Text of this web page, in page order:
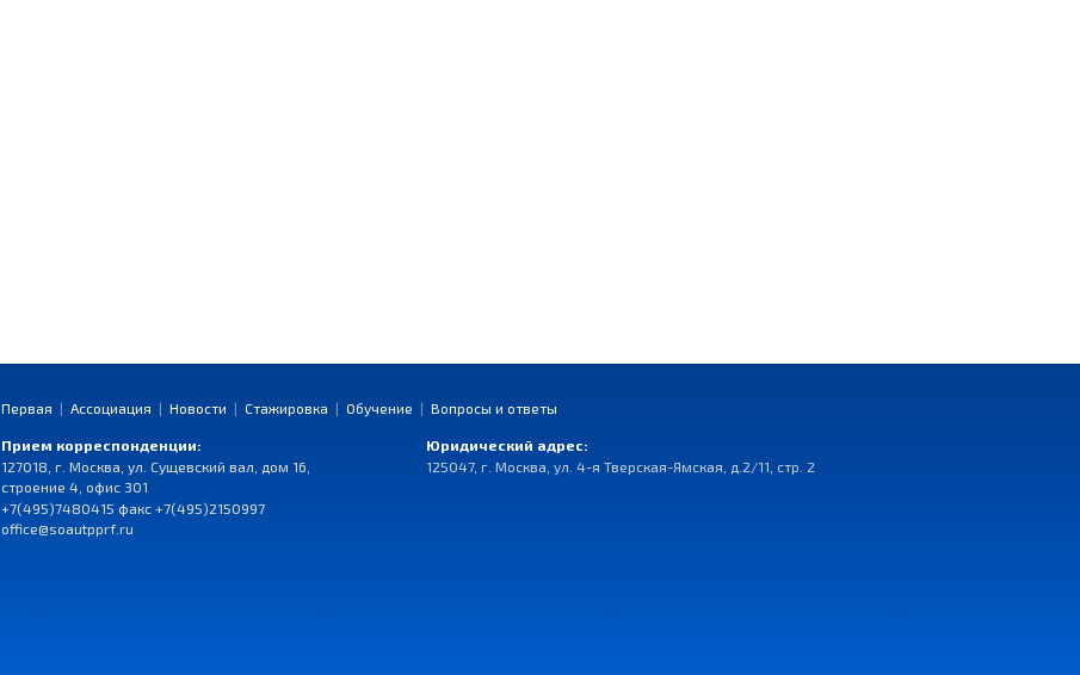
Первая | Ассоциация | Новости | Стажировка | Обучение | Вопросы и ответы
Прием корреспонденции:
127018, г. Москва, ул. Сущевский вал, дом 16,
строение 4, офис 301
+7(495)7480415 факс +7(495)2150997
office@soautpprf.ru
Юридический адрес:
125047, г. Москва, ул. 4-я Тверская-Ямская, д.2/11, стр. 2